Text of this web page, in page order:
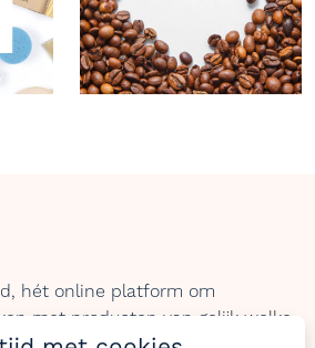
hét online platform om
met producten van gelijk welke